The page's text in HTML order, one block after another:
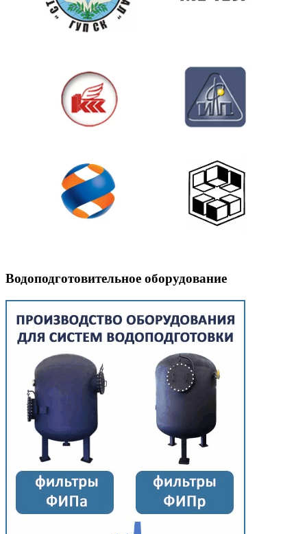
Водоподготовительное оборудование